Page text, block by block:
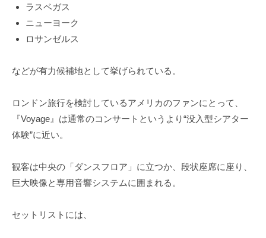
ラスベガス
ニューヨーク
ロサンゼルス
などが有力候補地として挙げられている。
ロンドン旅行を検討しているアメリカのファンにとって、
『Voyage』は通常のコンサートというより“没入型シアター
体験”に近い。
観客は中央の「ダンスフロア」に立つか、段状座席に座り、
巨大映像と専用音響システムに囲まれる。
セットリストには、